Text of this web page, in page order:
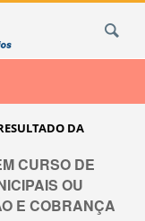
DA
CURSO DE
OU
E COBRANÇA